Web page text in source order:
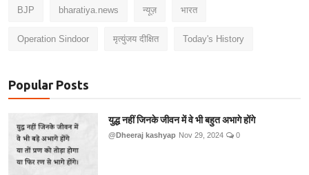
BJP bharatiya.news न्यूज़ भारत
Operation Sindoor मृत्युंजय दीक्षित Today's History
Popular Posts
युद्ध नहीं जिनके जीवन में वे भी बहुत अभागे होंगे
@Dheeraj kashyap Nov 29, 2024 0